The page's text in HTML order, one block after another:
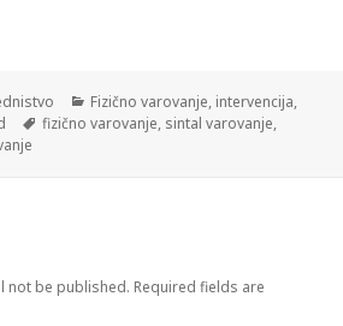
Categories
Fizično varovanje, intervencija,
Tags
fizično varovanje, sintal varovanje,
not be published. Required fields are